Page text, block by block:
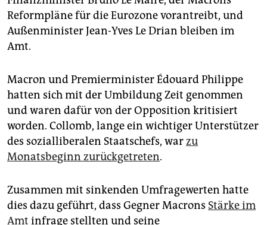
Reformpläne für die Eurozone vorantreibt, und
Außenminister Jean-Yves Le Drian bleiben im
Amt.
Macron und Premierminister Édouard Philippe
hatten sich mit der Umbildung Zeit genommen
und waren dafür von der Opposition kritisiert
worden. Collomb, lange ein wichtiger Unterstützer
des sozialliberalen Staatschefs, warzu
Monatsbeginn zurückgetreten.
Zusammen mit sinkenden Umfragewerten hatte
dies dazu geführt, dass Gegner Macrons Stärke im
Amt infrage stellten und seine